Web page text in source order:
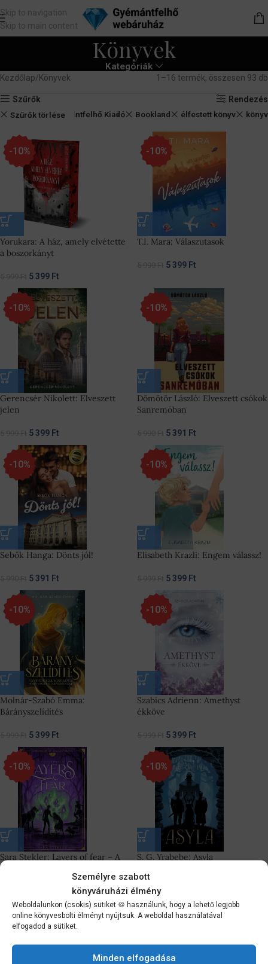
Személyre szabott
könyváruházi élmény
Weboldalunkon (csokis) sütiket 🍪 használunk, hogy a lehető legjobb
online könyvesbolti élményt nyújtsuk. A weboldal használatával
elfogadod a sütiket.
Minden elfogadása
Skip to navigation
Skip to main content
Könyvek
Kategóriák
Kezdőlap Könyvek 1–16 termék, összesen 93 db
Szűrők Rendezés
Szűrők törléseGyémántfelhő Kiadó Bookland élfestett könyv könyv
-10%
Yorukara: A ház, amely elvétette
a boszorkányt
5 399 Ft
-10%
T.I. Mara: Válaszutasok
5 399 Ft
-10%
Gerencsér Nikolett: Elveszett
jelen
5 399 Ft
-10%
Dömötör László: Elveszett csókok
Sanremóban
5 391 Ft
-10%
Sebők Hanga: Dönts jól!
5 391 Ft
-10%
Elisabeth Krazli: Engem válassz!
5 399 Ft
-10%
Molnár-Szabó Emma:
Bárányszelídítés
5 399 Ft
-10%
Szabics Adrienn: Amethyst
ékköve
5 399 Ft
-10%
Sara Stekler: Layers of fear – A
félelem mélységei
-10%
S. G. Yrabebe: Asyla
5 999Ft
-10%